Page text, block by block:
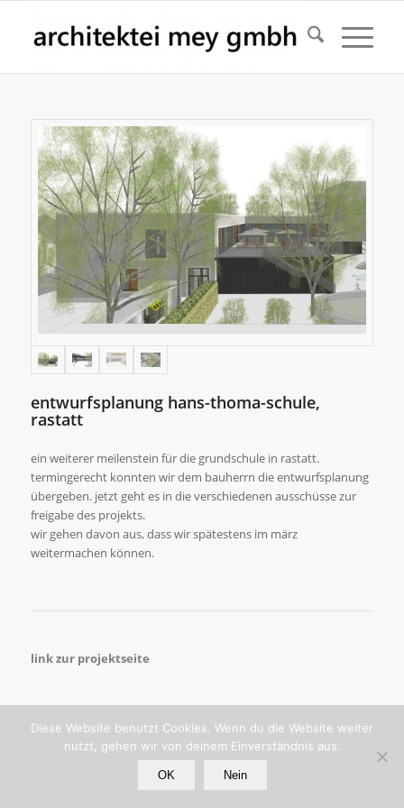
entwurfsplanung hans-thoma-schule,
rastatt
ein weiterer meilenstein für die grundschule in rastatt.
termingerecht konnten wir dem bauherrn die entwurfsplanung
übergeben. jetzt geht es in die verschiedenen ausschüsse zur
freigabe des projekts.
wir gehen davon aus, dass wir spätestens im märz
weitermachen können.
link zur projektseite
Diese Website benutzt Cookies. Wenn du die Website weiter
nutzt, gehen wir von deinem Einverständnis aus.
OK Nein